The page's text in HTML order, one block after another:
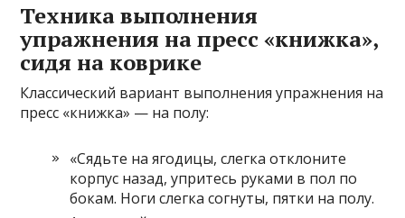
Техника выполнения
упражнения на пресс «книжка»,
сидя на коврике
Классический вариант выполнения упражнения на
пресс «книжка» — на полу:
«Сядьте на ягодицы, слегка отклоните
корпус назад, упритесь руками в пол по
бокам. Ноги слегка согнуты, пятки на полу.